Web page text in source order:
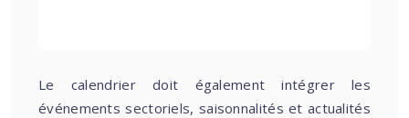
Le calendrier doit également intégrer les
événements sectoriels, saisonnalités et actualités